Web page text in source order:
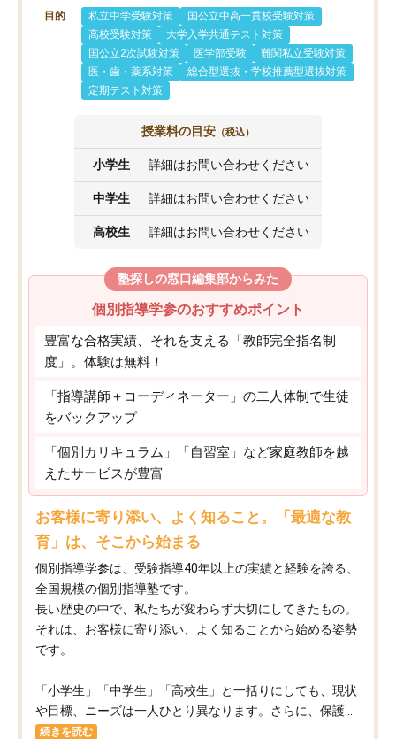
目的 私立中学受験対策
国公立中高一貫校受験対策
高校受験対策
大学入学共通テスト対策
国公立2次試験対策
医学部受験
難関私立受験対策
医・歯・薬系対策
総合型選抜・学校推薦型選抜対策
定期テスト対策
授業料の目安 （税込）
小学生 詳細はお問い合わせください
中学生 詳細はお問い合わせください
高校生 詳細はお問い合わせください
塾探しの窓口編集部からみた
個別指導学参のおすすめポイント
豊富な合格実績、それを支える「教師完全指名制
度」。体験は無料！
「指導講師＋コーディネーター」の二人体制で生徒
をバックアップ
「個別カリキュラム」「自習室」など家庭教師を越
えたサービスが豊富
お客様に寄り添い、よく知ること。「最適な教
育」は、そこから始まる
個別指導学参は、受験指導40年以上の実績と経験を誇る、
全国規模の個別指導塾です。
長い歴史の中で、私たちが変わらず大切にしてきたもの。
それは、お客様に寄り添い、よく知ることから始める姿勢
です。
「小学生」「中学生」「高校生」と一括りにしても、現状
や目標、ニーズは一人ひとり異なります。さらに、保護...
続きを読む